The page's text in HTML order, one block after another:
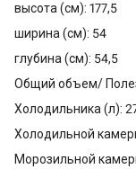
высота (см): 177,5
ширина (см): 54
глубина (см): 54,5
Общий объем/
Холодильника (л):
Холодильной
Морозильной